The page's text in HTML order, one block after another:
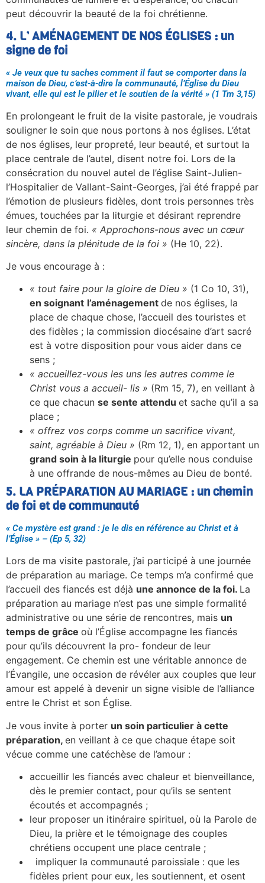
peut découvrir la beauté de la foi chrétienne.
4. L’ AMÉNAGEMENT DE NOS ÉGLISES : un
signe de foi
« Je veux que tu saches comment il faut se comporter dans la
maison de Dieu, c’est-à-dire la communauté, l’Église du Dieu
vivant, elle qui est le pilier et le soutien de la vérité » (1 Tm 3,15)
En prolongeant le fruit de la visite pastorale, je voudrais
souligner le soin que nous portons à nos églises. L’état
de nos églises, leur propreté, leur beauté, et surtout la
place centrale de l’autel, disent notre foi. Lors de la
consécration du nouvel autel de l’église Saint-Julien-
l’Hospitalier de Vallant-Saint-Georges, j’ai été frappé par
l’émotion de plusieurs fidèles, dont trois personnes très
émues, touchées par la liturgie et désirant reprendre
leur chemin de foi. « Approchons-nous avec un cœur
sincère, dans la plénitude de la foi » (He 10, 22).
Je vous encourage à :
« tout faire pour la gloire de Dieu » (1 Co 10, 31),
en soignant l’aménagement de nos églises, la
place de chaque chose, l’accueil des touristes et
des fidèles ; la commission diocésaine d’art sacré
est à votre disposition pour vous aider dans ce
sens ;
« accueillez-vous les uns les autres comme le
Christ vous a accueil- lis » (Rm 15, 7), en veillant à
ce que chacun se sente attendu et sache qu’il a sa
place ;
« offrez vos corps comme un sacrifice vivant,
saint, agréable à Dieu » (Rm 12, 1), en apportant un
grand soin à la liturgie pour qu’elle nous conduise
à une offrande de nous-mêmes au Dieu de bonté.
5. LA PRÉPARATION AU MARIAGE : un chemin
de foi et de communauté
« Ce mystère est grand : je le dis en référence au Christ et à
l’Église » – (Ep 5, 32)
Lors de ma visite pastorale, j’ai participé à une journée
de préparation au mariage. Ce temps m’a confirmé que
l’accueil des fiancés est déjà une annonce de la foi. La
préparation au mariage n’est pas une simple formalité
administrative ou une série de rencontres, mais un
temps de grâce où l’Église accompagne les fiancés
pour qu’ils découvrent la pro- fondeur de leur
engagement. Ce chemin est une véritable annonce de
l’Évangile, une occasion de révéler aux couples que leur
amour est appelé à devenir un signe visible de l’alliance
entre le Christ et son Église.
Je vous invite à porter un soin particulier à cette
préparation, en veillant à ce que chaque étape soit
vécue comme une catéchèse de l’amour :
accueillir les fiancés avec chaleur et bienveillance,
dès le premier contact, pour qu’ils se sentent
écoutés et accompagnés ;
leur proposer un itinéraire spirituel, où la Parole de
Dieu, la prière et le témoignage des couples
chrétiens occupent une place centrale ;
impliquer la communauté paroissiale : que les
fidèles prient pour eux, les soutiennent, et osent